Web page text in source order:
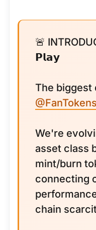
🚨
𝗣𝗹𝗮𝘆
The biggest
@FanTokens
We're
asset class
mint/burn
connecting
chain